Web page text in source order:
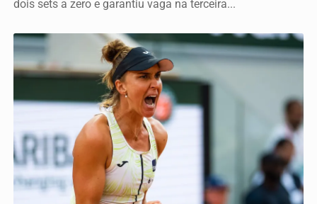
dois sets a zero e garantiu vaga na terceira...